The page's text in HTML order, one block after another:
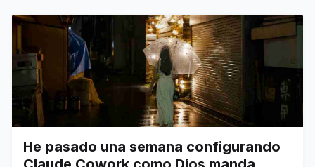
He pasado una semana configurando